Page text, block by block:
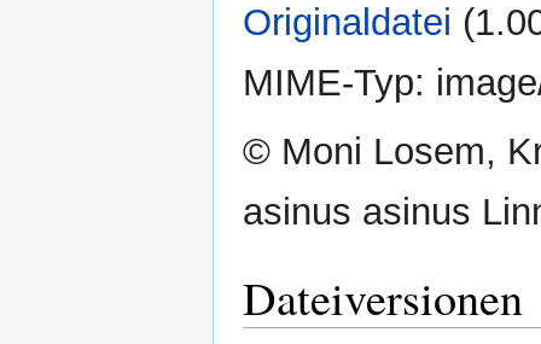
Originaldatei
MIME-Typ:
© Moni Losem,
asinus asinus
Dateiversionen